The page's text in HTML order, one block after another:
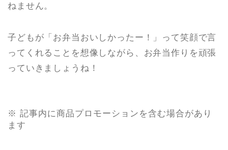
ねません。
子どもが「お弁当おいしかったー！」って笑顔で言
ってくれること を想像しながら、お弁当作りを頑張
っていきましょうね！
※ 記事内に商品プロモーションを含む場合があり
ます